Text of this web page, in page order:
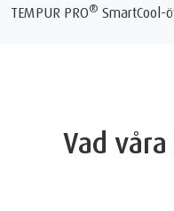
TEMPUR PRO® SmartCool-
Vad